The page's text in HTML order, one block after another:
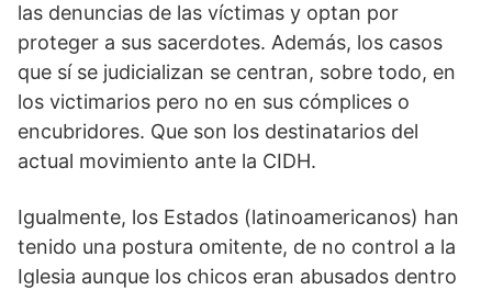
las denuncias de las víctimas y optan por
proteger a sus sacerdotes. Además, los casos
que sí se judicializan se centran, sobre todo, en
los victimarios pero no en sus cómplices o
encubridores. Que son los destinatarios del
actual movimiento ante la CIDH.
Igualmente, los Estados (latinoamericanos) han
tenido una postura omitente, de no control a la
Iglesia aunque los chicos eran abusados dentro